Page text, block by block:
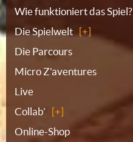
Sitemap
Wie funktioniert das Spiel?
Die Spielwelt
Die Parcours
Micro Z'aventures
Live
Collab'
Online-Shop